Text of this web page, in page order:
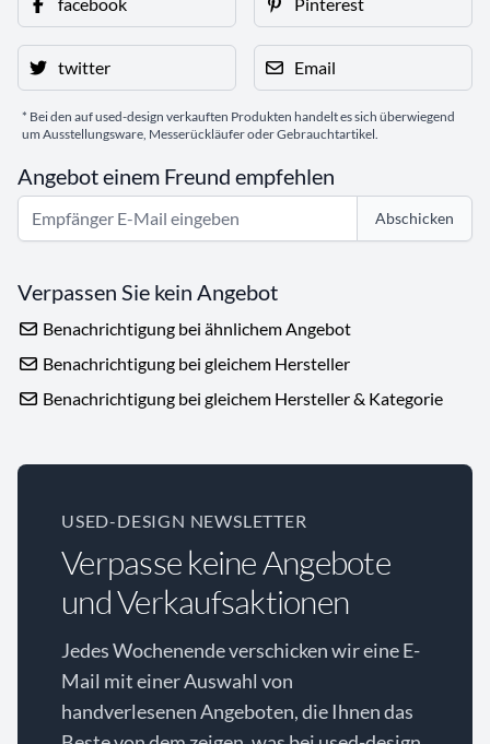
facebook Pinterest
twitter Email
* Bei den auf used-design verkauften Produkten handelt es sich überwiegend
um Ausstellungsware, Messerückläufer oder Gebrauchtartikel.
Angebot einem Freund empfehlen
Abschicken
Verpassen Sie kein Angebot
Benachrichtigung bei ähnlichem Angebot
Benachrichtigung bei gleichem Hersteller
Benachrichtigung bei gleichem Hersteller & Kategorie
USED-DESIGN NEWSLETTER
Verpasse keine Angebote
und Verkaufsaktionen
Jedes Wochenende verschicken wir eine E-
Mail mit einer Auswahl von
handverlesenen Angeboten, die Ihnen das